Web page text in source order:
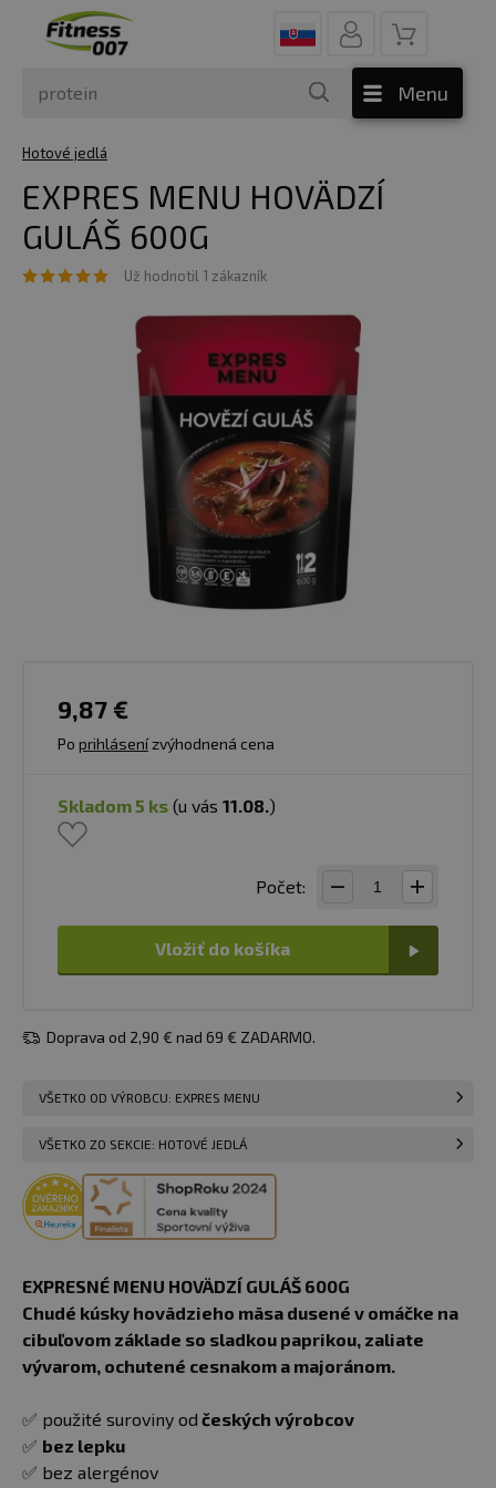
Menu
Hotové jedlá
EXPRES MENU HOVÄDZÍ
GULÁŠ 600G
Už hodnotil 1 zákazník
9,87 €
Po prihlásenízvýhodnená cena
skladom 5 ks (u vás 11.08.)
Počet:
Vložiť do košíka
Doprava od 2,90 € nad 69 € ZADARMO.
VŠETKO OD VÝROBCU: EXPRES MENU
VŠETKO ZO SEKCIE: HOTOVÉ JEDLÁ
EXPRESNÉ MENU HOVÄDZÍ GULÁŠ 600G
Chudé kúsky hovädzieho mäsa dusené v omáčke na
cibuľovom základe so sladkou paprikou, zaliate
vývarom, ochutené cesnakom a majoránom.
✅ použité suroviny od českých výrobcov
✅ bez lepku
✅ bez alergénov